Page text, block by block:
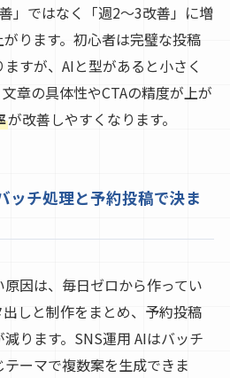
」ではなく「週2〜3改善」に増
ります。初心者は完璧な投稿
すが、AIと型があると小さく
章の具体性やCTAの精度が上が
が改善しやすくなります。
ッチ処理と予約投稿で決ま
因は、毎日ゼロから作ってい
しと制作をまとめ、予約投稿
ります。SNS運用 AIはバッチ
ーマで複数案を生成できま